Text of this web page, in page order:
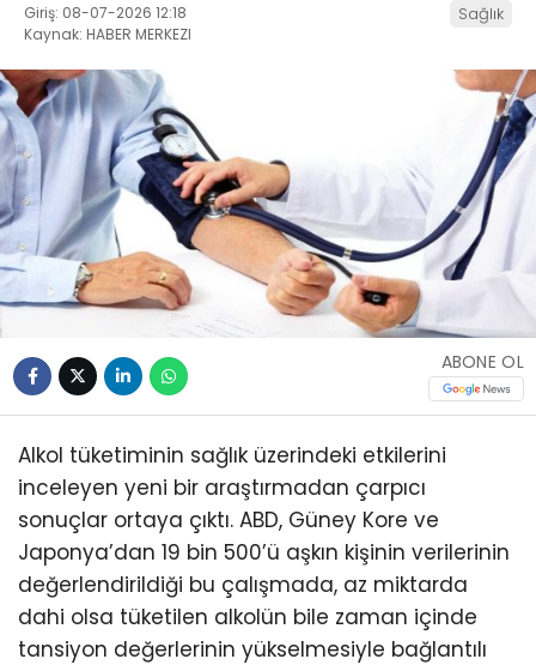
Giriş: 08-07-2026 12:18
Kaynak: HABER MERKEZI
Sağlık
ABONE OL
Alkol tüketiminin sağlık üzerindeki etkilerini
inceleyen yeni bir araştırmadan çarpıcı
sonuçlar ortaya çıktı. ABD, Güney Kore ve
Japonya’dan 19 bin 500’ü aşkın kişinin verilerinin
değerlendirildiği bu çalışmada, az miktarda
dahi olsa tüketilen alkolün bile zaman içinde
tansiyon değerlerinin yükselmesiyle bağlantılı